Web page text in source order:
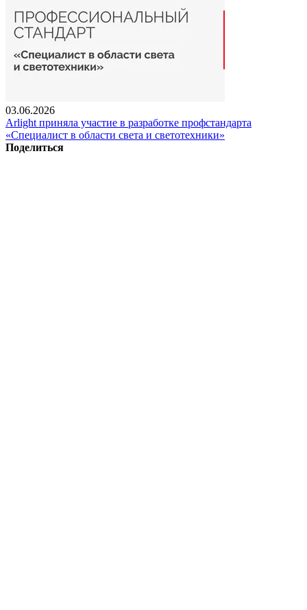
03.06.2026
Arlight приняла участие в разработке профстандарта
«Специалист в области света и светотехники»
Поделиться